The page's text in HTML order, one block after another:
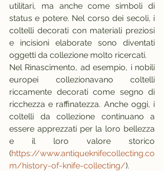
utilitari, ma anche come simboli di
status e potere. Nel corso dei secoli, i
coltelli decorati con materiali preziosi
e incisioni elaborate sono diventati
oggetti da collezione molto ricercati.
Nel Rinascimento, ad esempio, i nobili
europei collezionavano coltelli
riccamente decorati come segno di
ricchezza e raffinatezza. Anche oggi, i
coltelli da collezione continuano a
essere apprezzati per la loro bellezza
e il loro valore storico
(https://www.antiqueknifecollecting.co
m/history-of-knife-collecting/).